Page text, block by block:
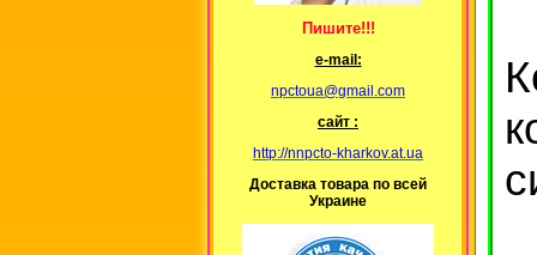
Пишите!!!
е-mail:
npctoua@gmail.com
сайт :
http://nnpcto-kharkov.at.ua
Доставка товара по всей
Украине